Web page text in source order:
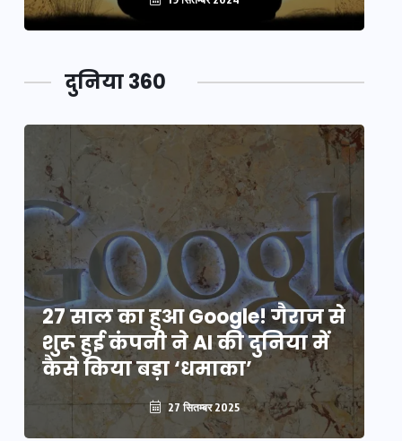
दुनिया 360
27 साल का हुआ Google! गैराज से
शुरू हुई कंपनी ने AI की दुनिया में
कैसे किया बड़ा ‘धमाका’
27 सितम्बर 2025